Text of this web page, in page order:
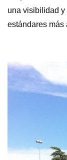
una visibilidad
estándares más